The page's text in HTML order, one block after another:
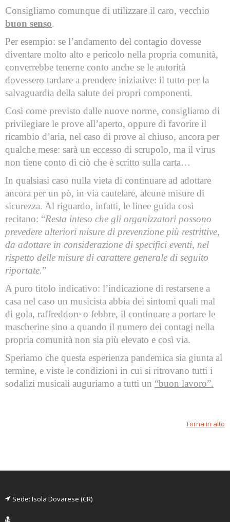
Consigliamo comunque di utilizzare il caro, vecchio
buon senso.
Per esempio: se l’andamento del contagio dovesse
diventare molto alto e pericolo nella propria comunità,
converrebbe tenerne conto anche se le autorità
dovessero tardare a prendere iniziative: il tutto per la
salvaguardia della salute dei propri componenti.
Così come previsto dalle nuove norme, consigliamo di
privilegiare le prove all’aperto, oppure di favorire il
ricambio d’aria, nel caso di prove al chiuso, ancora per
qualche mese: sarà un eccesso di scrupolo, ma il virus
non tiene conto di ciò che è scritto sulla carta…
In qualsiasi caso nulla vieta di continuare ad adottare
ancora per un pò, in via cautelare, alcune misure di
sicurezza. Al riguardo, infatti, le linee guida così
recitano: “Resta inteso che gli organizzatori possono
prevedere ulteriori misure di prevenzione più restrittive,
da adottare in considerazione di specifici eventi, nel
rispetto delle misure di carattere generale di seguito
riportate.”
A puro titolo indicativo: l’indicazione di restarsene a
casa nel caso un musicista abbia dei sintomi quali mal
di gola, raffreddore o febbre, il continuare a portare le
mascherine sino a quando il numero dei contagi nella
propria comunità non sia più elevato e così via.
Speriamo che questa esperienza pandemica sia giunta al
termine, e viste le condizioni in cui si ritrovano tutti i
sodalizi musicali auguriamo a tutti un “buon lavoro”.
Torna in alto
Sede: Isola Dovarese (CR)